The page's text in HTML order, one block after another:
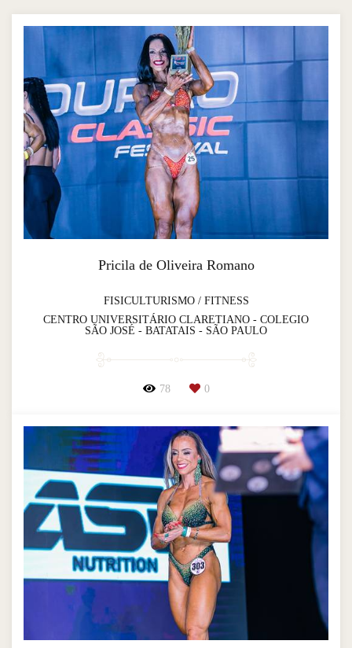
Pricila de Oliveira Romano
FISICULTURISMO / FITNESS
CENTRO UNIVERSITÁRIO CLARETIANO - COLEGIO
SÃO JOSÉ - BATATAIS - SÃO PAULO
78 0